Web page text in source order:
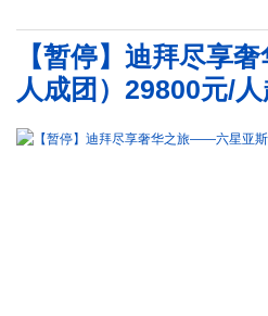
【暂停】迪拜尽享
人成团）29800元/人